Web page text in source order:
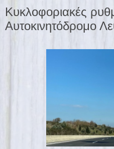
Κυκλοφοριακές
Αυτοκινητόδρομο